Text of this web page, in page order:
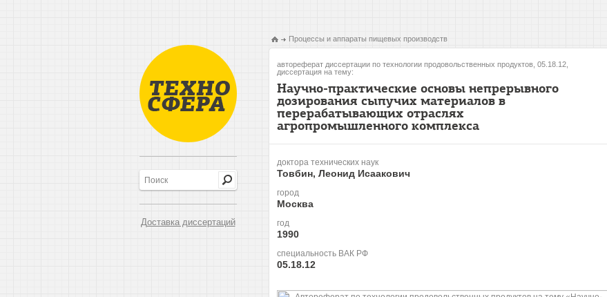
Доставка диссертаций
Процессы и аппараты пищевых производств
автореферат диссертации по технологии продовольственных продуктов, 05.18.12,
диссертация на тему:
Научно-практические основы непрерывного
дозирования сыпучих материалов в
перерабатывающих отраслях
агропромышленного комплекса
доктора технических наук
Товбин, Леонид Исаакович
город
Москва
год
1990
специальность ВАК РФ
05.18.12